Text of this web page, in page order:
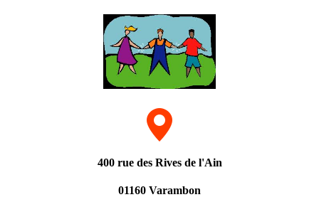
400 rue des Rives de l'Ain
01160 Varambon